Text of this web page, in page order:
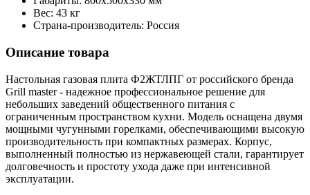
Вес: 43 кг
Страна-производитель: Россия
Описание товара
Настольная газовая плита Ф2ЖТЛПГ от российского бренда
Grill master - надежное профессиональное решение для
небольших заведений общественного питания с
ограниченным пространством кухни. Модель оснащена двумя
мощными чугунными горелками, обеспечивающими высокую
производительность при компактных размерах. Корпус,
выполненный полностью из нержавеющей стали, гарантирует
долговечность и простоту ухода даже при интенсивной
эксплуатации.